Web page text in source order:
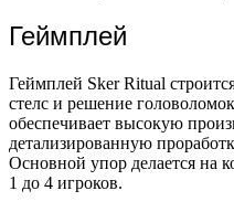
Геймплей
Геймплей Sker Ritual
стелс и решение
обеспечивает высокую
детализированную
Основной упор делается на
1 до 4 игроков.